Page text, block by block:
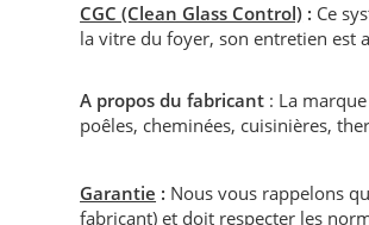
CGC (Clean Glass Control) : Ce
la vitre du foyer, son entretien est
A propos du fabricant : La
poêles, cheminées, cuisinières,
Garantie : Nous vous rappelons
fabricant) et doit respecter les